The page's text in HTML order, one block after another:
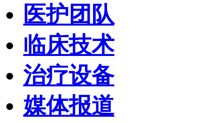
医护团队
临床技术
治疗设备
媒体报道